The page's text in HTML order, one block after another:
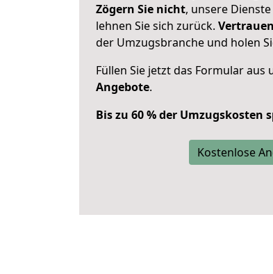
Zögern Sie nicht, unsere
lehnen Sie sich zurück.
der Umzugsbranche und holen
Füllen Sie jetzt das Formular aus
Angebote.
Bis zu 60 % der Umzugskosten
Kostenlose